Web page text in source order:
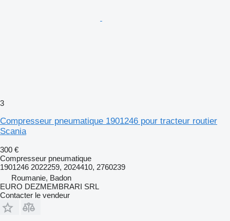
3
Compresseur pneumatique 1901246 pour tracteur routier
Scania
300 €
Compresseur pneumatique
1901246 2022259, 2024410, 2760239
Roumanie, Badon
EURO DEZMEMBRARI SRL
Contacter le vendeur